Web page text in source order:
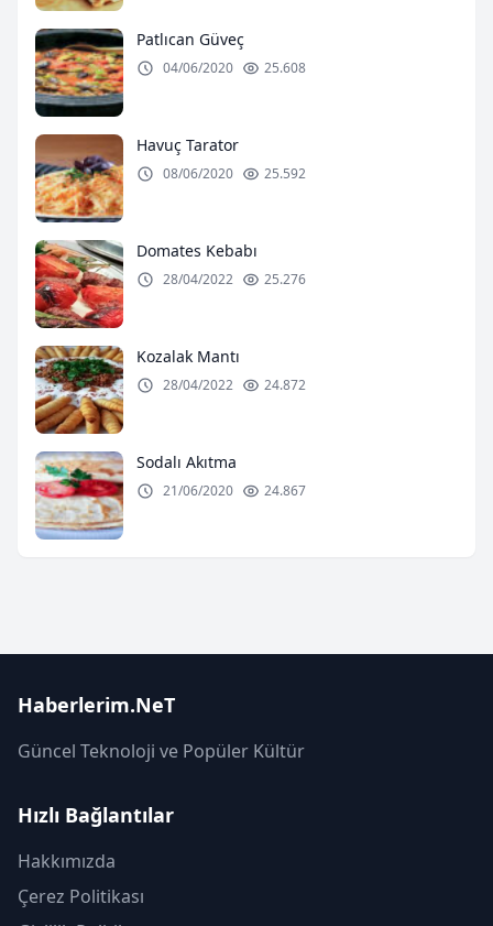
Patlıcan Güveç
04/06/2020 25.608
Havuç Tarator
08/06/2020 25.592
Domates Kebabı
28/04/2022 25.276
Kozalak Mantı
28/04/2022 24.872
Sodalı Akıtma
21/06/2020 24.867
Haberlerim.NeT
Güncel Teknoloji ve Popüler Kültür
Hızlı Bağlantılar
Hakkımızda
Çerez Politikası